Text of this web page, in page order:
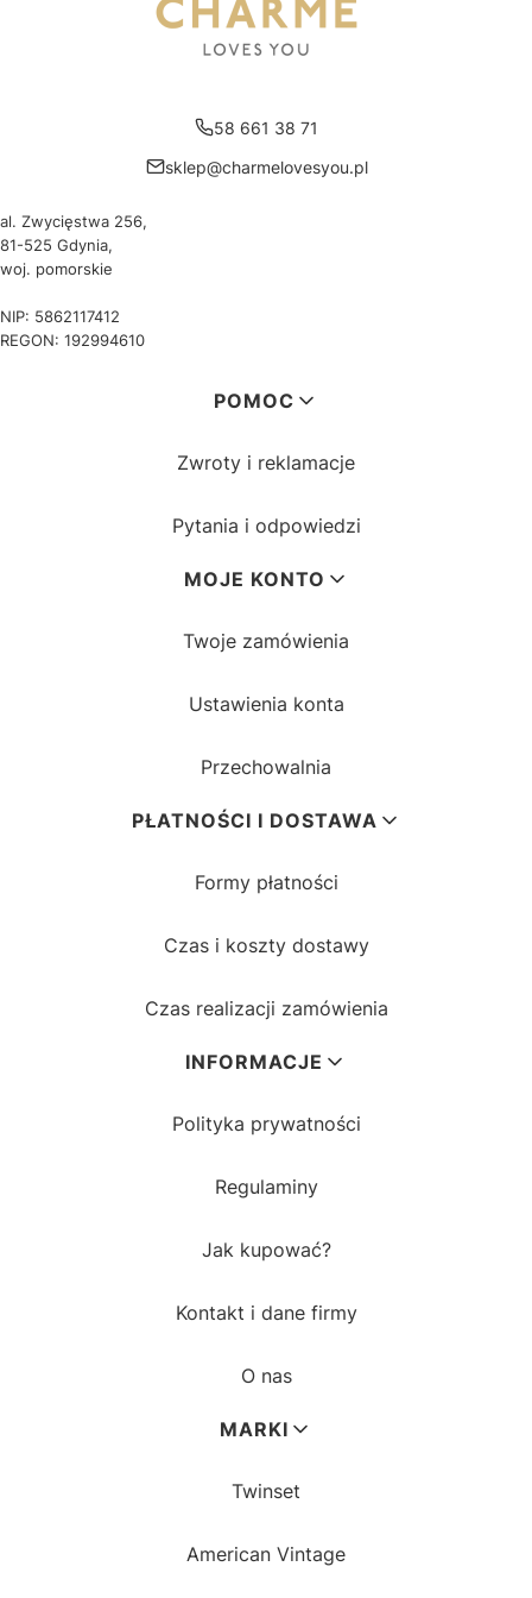
58 661 38 71
sklep@charmelovesyou.pl
al. Zwycięstwa 256,
81-525 Gdynia,
woj. pomorskie
NIP: 5862117412
REGON: 192994610
POMOC
Zwroty i reklamacje
Pytania i odpowiedzi
MOJE KONTO
Twoje zamówienia
Ustawienia konta
Przechowalnia
PŁATNOŚCI I DOSTAWA
Formy płatności
Czas i koszty dostawy
Czas realizacji zamówienia
INFORMACJE
Polityka prywatności
Regulaminy
Jak kupować?
Kontakt i dane firmy
O nas
MARKI
Twinset
American Vintage